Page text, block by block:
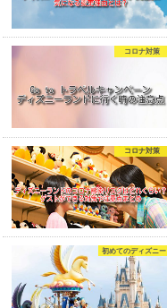
コロナ対策
コロナ対策
初めてのディズニー